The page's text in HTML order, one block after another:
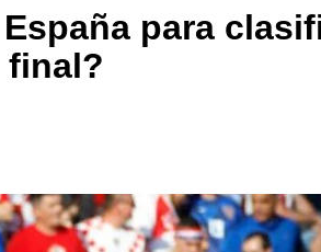
para
final?